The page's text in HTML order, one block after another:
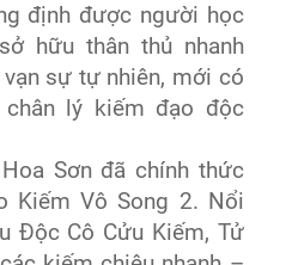
định được người học
hữu thân thủ nhanh
sự tự nhiên, mới có
lý kiếm đạo độc
Sơn đã chính thức
Kiếm Vô Song 2. Nổi
Độc Cô Cửu Kiếm, Tử